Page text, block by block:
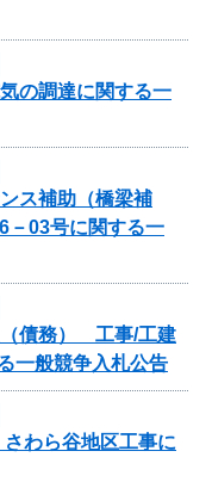
の調達に関する一
ス補助（橋梁補
03号に関する一
債務） 工事/工建
一般競争入札公告
わら谷地区工事に